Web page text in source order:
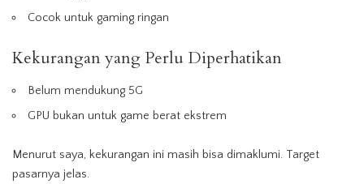
Cocok untuk gaming ringan
Kekurangan yang Perlu Diperhatikan
Belum mendukung 5G
GPU bukan untuk game berat ekstrem
Menurut saya, kekurangan ini masih bisa dimaklumi. Target
pasarnya jelas.